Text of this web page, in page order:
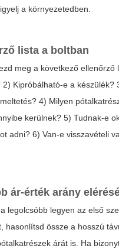
a környezetedben.
lista a boltban
meg a következő ellenőrző
Kipróbálható-e a készülék?
4) Milyen
kerülnek? 5) Tudnak-e
adni? 6) Van-e visszavételi
ár-érték arány
legolcsóbb legyen az első
hasonlítsd össze a hosszú
árát is. Ha